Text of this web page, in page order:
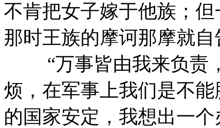
不肯把女子嫁于他族；
那时王族的摩诃那摩就
“万事皆由我来负责，
烦，在军事上我们是不
的国家安定，我想出一